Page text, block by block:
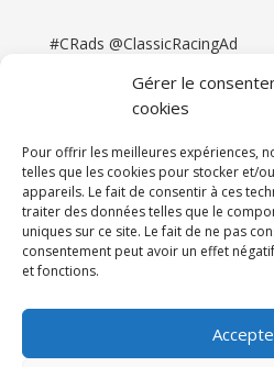
Gérer le
cookies
Pour offrir les meilleures expériences,
telles que les cookies pour stocker et/
appareils. Le fait de consentir à ces
traiter des données telles que le
uniques sur ce site. Le fait de ne pas
consentement peut avoir un effet
et fonctions.
#CRads @ClassicRacingAd
Newsletter & Presse